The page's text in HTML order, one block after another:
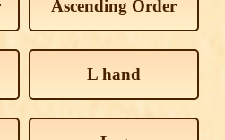
Ascending Order
L hand